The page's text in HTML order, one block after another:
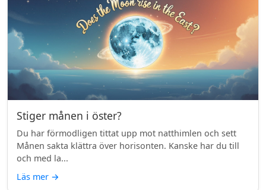
Stiger månen i öster?
Du har förmodligen tittat upp mot natthimlen och sett
Månen sakta klättra över horisonten. Kanske har du till
och med la...
Läs mer →